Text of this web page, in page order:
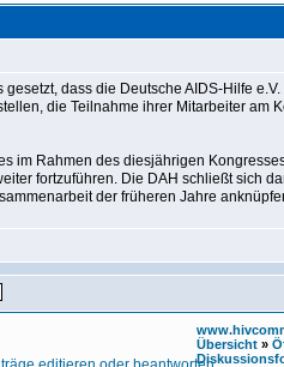
dass die Deutsche AIDS-Hilfe
die Teilnahme ihrer Mitarbeiter am
im Rahmen des diesjährigen
fortzuführen. Die DAH schließt sich
der früheren Jahre
Übersicht »